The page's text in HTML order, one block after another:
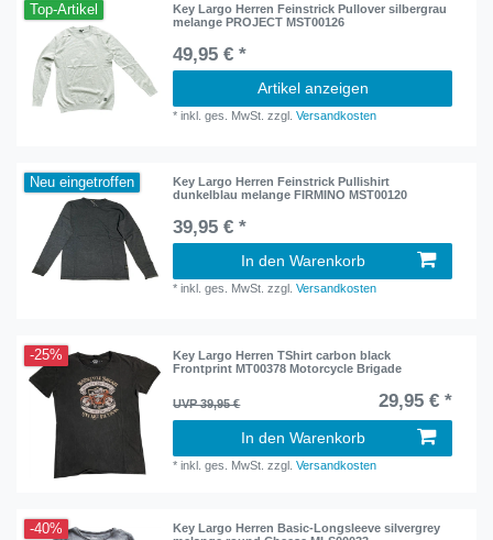
Top-Artikel
Key Largo Herren Feinstrick Pullover silbergrau
melange PROJECT MST00126
49,95 € *
Artikel anzeigen
*inkl. ges. MwSt. zzgl.Versandkosten
Neu eingetroffen
Key Largo Herren Feinstrick Pullishirt
dunkelblau melange FIRMINO MST00120
39,95 € *
In den Warenkorb
*inkl. ges. MwSt. zzgl.Versandkosten
-25%
Key Largo Herren TShirt carbon black
Frontprint MT00378 Motorcycle Brigade
UVP 39,95 € 29,95 € *
In den Warenkorb
*inkl. ges. MwSt. zzgl.Versandkosten
-40%
Key Largo Herren Basic-Longsleeve silvergrey